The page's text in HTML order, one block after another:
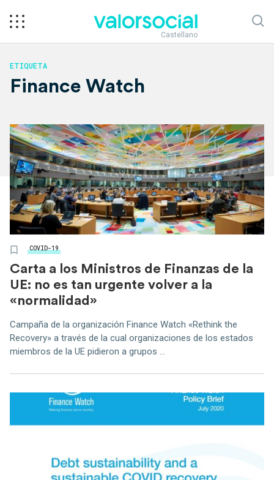
Castellano
ETIQUETA
Finance Watch
COVID-19
Carta a los Ministros de Finanzas de la
UE: no es tan urgente volver a la
«normalidad»
Campaña de la organización Finance Watch «Rethink the
Recovery» a través de la cual organizaciones de los estados
miembros de la UE pidieron a grupos ...